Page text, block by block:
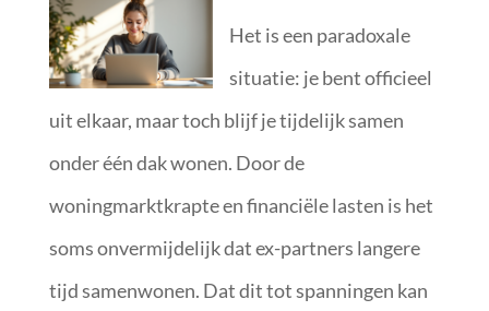
Het is een paradoxale
situatie: je bent officieel
uit elkaar, maar toch blijf je tijdelijk samen
onder één dak wonen. Door de
woningmarktkrapte en financiële lasten is het
soms onvermijdelijk dat ex-partners langere
tijd samenwonen. Dat dit tot spanningen kan